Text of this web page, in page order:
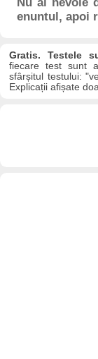
Nu ai nevoie
enuntul, apoi
Gratis. Testele
fiecare test sunt
sfârșitul testului:
Explicații afișate